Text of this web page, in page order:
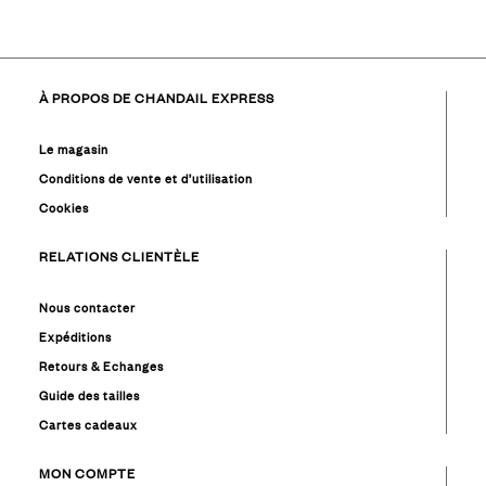
À PROPOS DE CHANDAIL EXPRESS
Le magasin
Conditions de vente et d’utilisation
Cookies
RELATIONS CLIENTÈLE
Nous contacter
Expéditions
Retours & Echanges
Guide des tailles
Cartes cadeaux
MON COMPTE